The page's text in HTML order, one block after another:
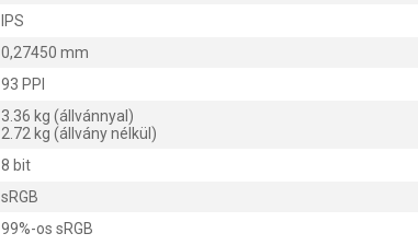
IPS
0,27450 mm
93 PPI
3.36 kg (állvánnyal)
2.72 kg (állvány nélkül)
8 bit
sRGB
99%-os sRGB